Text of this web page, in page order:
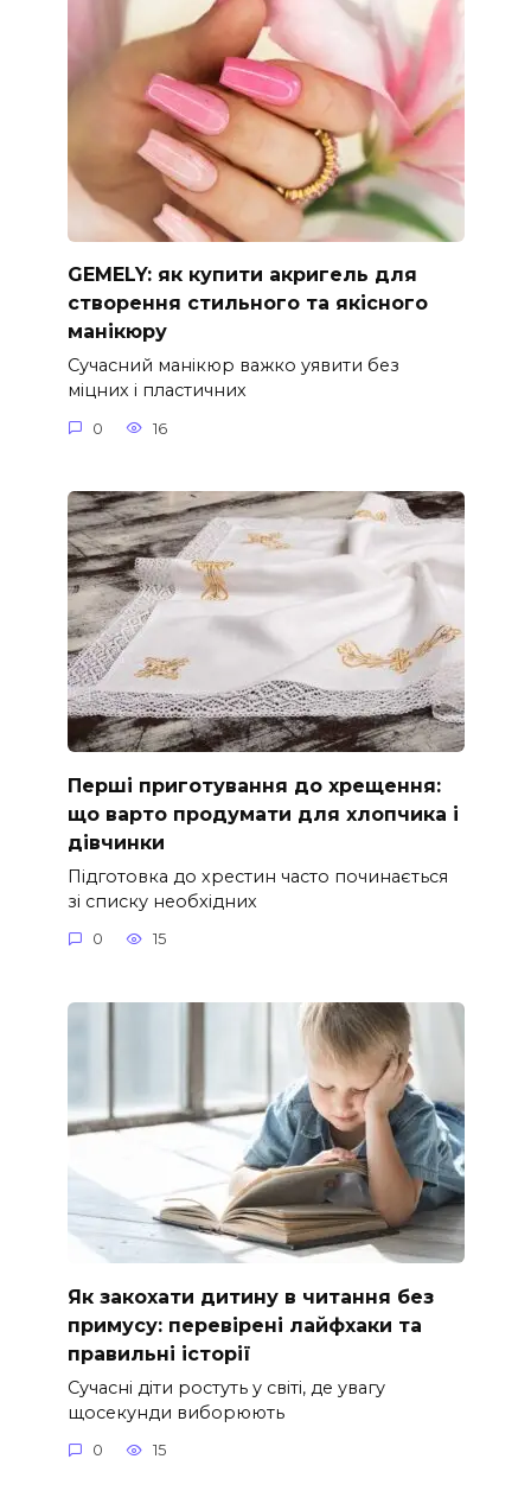
GEMELY: як купити акригель для
створення стильного та якісного
манікюру
Сучасний манікюр важко уявити без
міцних і пластичних
0 16
Перші приготування до хрещення:
що варто продумати для хлопчика і
дівчинки
Підготовка до хрестин часто починається
зі списку необхідних
0 15
Як закохати дитину в читання без
примусу: перевірені лайфхаки та
правильні історії
Сучасні діти ростуть у світі, де увагу
щосекунди виборюють
0 15